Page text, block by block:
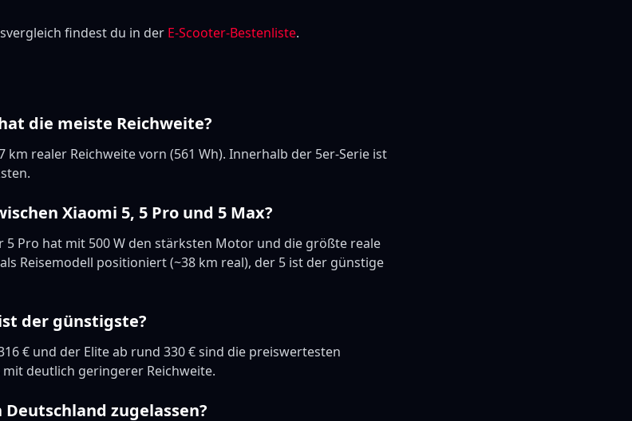
findest du in der E-Scooter-Bestenliste.
die meiste Reichweite?
realer Reichweite vorn (561 Wh). Innerhalb der 5er-Serie ist
Xiaomi 5, 5 Pro und 5 Max?
5 Pro hat mit 500 W den stärksten Motor und die größte reale
Reisemodell positioniert (~38 km real), der 5 ist der günstige
der günstigste?
€ und der Elite ab rund 330 € sind die preiswertesten
deutlich geringerer Reichweite.
zugelassen?